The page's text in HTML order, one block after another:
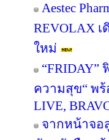
Aestec
REVOLAX
ใหม่
“FRIDAY”
ความสุข“ พร้
LIVE,
จากหน้าจ